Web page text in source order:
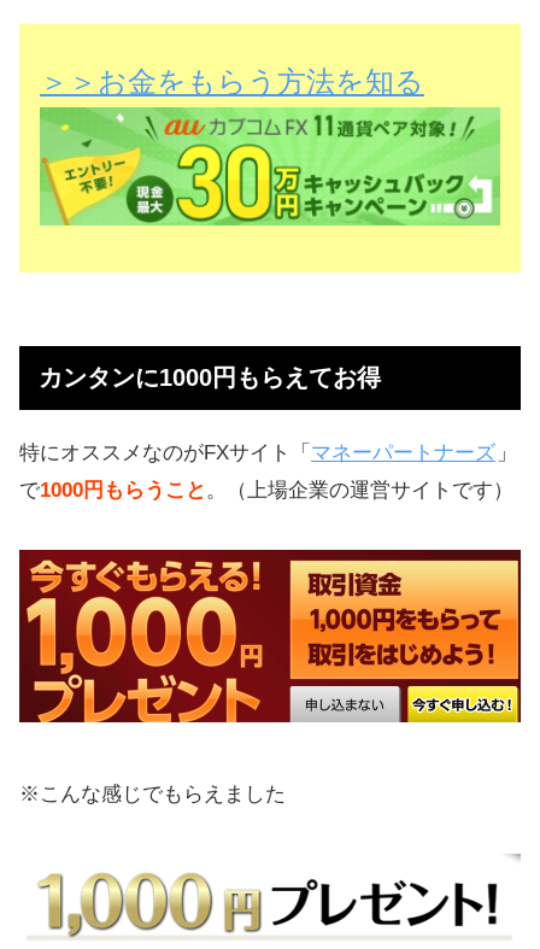
＞＞お金をもらう方法を知る
カンタンに1000円もらえてお得
特にオススメなのがFXサイト「 マネーパートナーズ 」
で1000円もらうこと。（上場企業の運営サイトです）
※こんな感じでもらえました